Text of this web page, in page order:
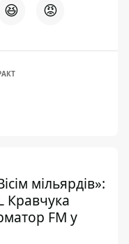
😆 😡
мільярдів»:
Кравчука
FM у